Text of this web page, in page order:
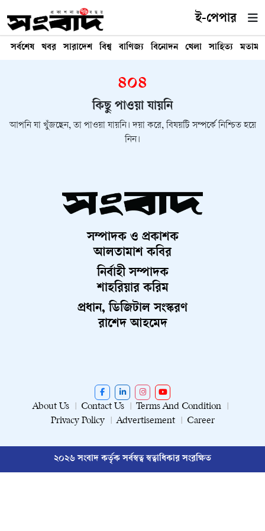
ই-পেপার
সর্বশেষ খবর সারাদেশ বিশ্ব বাণিজ্য বিনোদন খেলা সাহিত্য মতামত
৪০৪
কিছু পাওয়া যায়নি
আপনি যা খুঁজছেন, তা পাওয়া যায়নি। দয়া করে, বিষয়টি সম্পর্কে নিশ্চিত হয়ে
নিন।
সম্পাদক ও প্রকাশক
আলতামাশ কবির
নির্বাহী সম্পাদক
শাহরিয়ার করিম
প্রধান, ডিজিটাল সংস্করণ
রাশেদ আহমেদ
About Us Contact Us
Terms And Condition
Privacy Policy
Advertisement Career
২০২৬ সংবাদ কর্তৃক সর্বস্বত্ব স্বত্বাধিকার সংরক্ষিত